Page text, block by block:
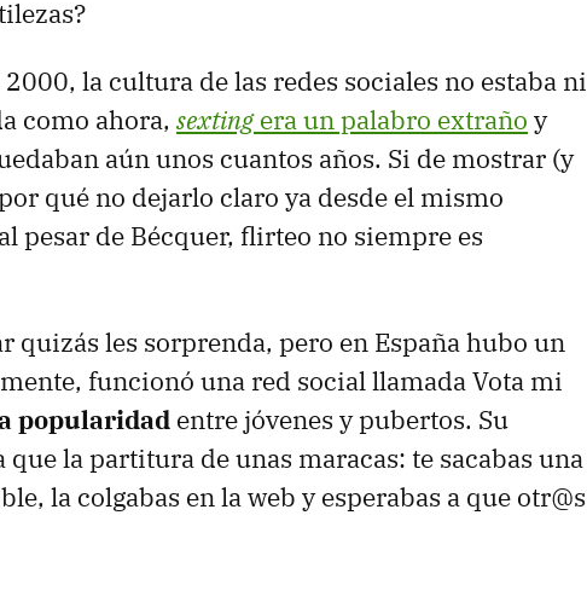
la cultura de las redes sociales no estaba ni
como ahora, sextingera un palabro extraño y
aún unos cuantos años. Si de mostrar (y
qué no dejarlo claro ya desde el mismo
pesar de Bécquer, flirteo no siempre es
quizás les sorprenda, pero en España hubo un
funcionó una red social llamada Vota mi
popularidad entre jóvenes y pubertos. Su
la partitura de unas maracas: te sacabas una
la colgabas en la web y esperabas a que otr@s